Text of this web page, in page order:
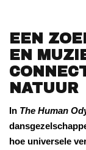
EEN
EN
NATUUR
In The Human
hoe universele